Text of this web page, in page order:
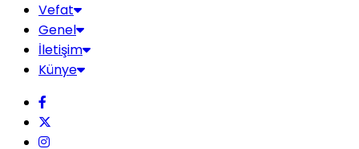
Vefat
Genel
İletişim
Künye